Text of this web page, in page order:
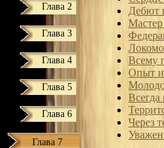
Глава 2
Глава 3
Глава 4
Глава 5
Глава 6
Глава 7
Дебют
Мастер
Всему
Опыт и
Всегда
Через